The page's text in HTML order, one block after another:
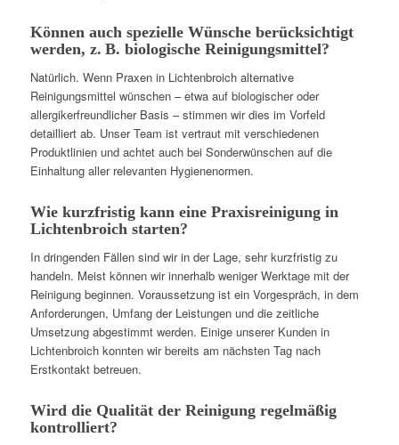
Können auch spezielle Wünsche berücksichtigt
werden, z. B. biologische Reinigungsmittel?
Natürlich. Wenn Praxen in Lichtenbroich alternative
Reinigungsmittel wünschen – etwa auf biologischer oder
allergikerfreundlicher Basis – stimmen wir dies im Vorfeld
detailliert ab. Unser Team ist vertraut mit verschiedenen
Produktlinien und achtet auch bei Sonderwünschen auf die
Einhaltung aller relevanten Hygienenormen.
Wie kurzfristig kann eine Praxisreinigung in
Lichtenbroich starten?
In dringenden Fällen sind wir in der Lage, sehr kurzfristig zu
handeln. Meist können wir innerhalb weniger Werktage mit der
Reinigung beginnen. Voraussetzung ist ein Vorgespräch, in dem
Anforderungen, Umfang der Leistungen und die zeitliche
Umsetzung abgestimmt werden. Einige unserer Kunden in
Lichtenbroich konnten wir bereits am nächsten Tag nach
Erstkontakt betreuen.
Wird die Qualität der Reinigung regelmäßig
kontrolliert?